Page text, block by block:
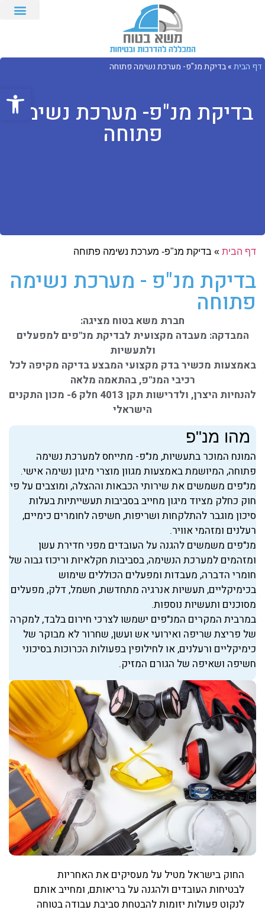
פתח
דף הבית»בדיקת מנ"פ- מערכת נשימה פתוחה
בדיקת מנ"פ- מערכת נשימה
פתוחה
דף הבית » בדיקת מנ"פ- מערכת נשימה פתוחה
בדיקת מנ"פ - מערכת נשימה
פתוחה
חברת משא בטוח מציגה:
המבדקה: מעבדה מקצועית לבדיקת מנ"פים למפעלים
ולתעשיות
באמצעות מכשיר בדק מקצועי המבצע בדיקה מקיפה לכל
רכיבי המנ"פ, בהתאמה מלאה
להנחיות היצרן, ולדרישות תקן 4013 חלק 6- מכון התקנים
הישראלי
מהו מנ"פ
המונח המוכר בתעשיות, מנ"פ- מתייחס למערכת נשימה
פתוחה, המיושמת באמצעות מגוון מוצרי מיגון נשימה אישי.
מנ"פים משמשים את שירותי הכבאות וההצלה, ומוצבים על פי
חוק כחלק מציוד מיגון מחייב בסביבות תעשייתיות בעלות
סיכון מוגבר להתלקחות ושריפות, חשיפה לחומרים כימיים,
רעלנים ומזהמי אוויר.
מנ"פים משמשים להגנה על העובדים מפני חדירת עשן
ומזהמים למערכת הנשימה, בסביבות חקלאיות וריכוז גבוה של
חומרי הדברה, מעבדות ומפעלים הכוללים שימוש
בכימיקליים, תעשיות אנרגיה מתחדשת, חשמל, דלק, מפעלים
מסוכנים ותעשיות נוספות.
במרבית המקרים המנ"פים ישמשו לצרכי חירום בלבד, למקרה
של פריצת שריפה ואירועי אש ועשן, שחרור לא מבוקר של
כימיקליים ורעלנים, או לחילופין בפעולות הכרוכות בסיכוני
חשיפה ושאיפה של הגורם המזיק.
החוק בישראל מטיל על מעסיקים את האחריות
לבטיחות העובדים ולהגנה על בריאותם, ומחייב אותם
לנקוט פעולות יזומות להבטחת סביבת עבודה בטוחה